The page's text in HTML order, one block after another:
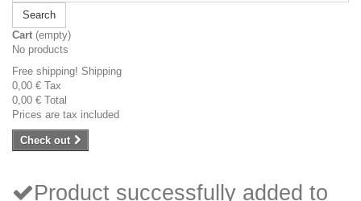
Search
Cart (empty)
No products
Free shipping! Shipping
0,00 € Tax
0,00 € Total
Prices are tax included
Check out
Product successfully added to